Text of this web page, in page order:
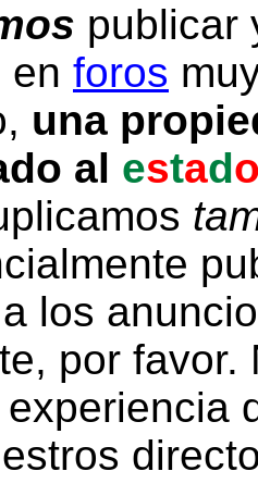
publicar
en foros
una
al estad
a los
por